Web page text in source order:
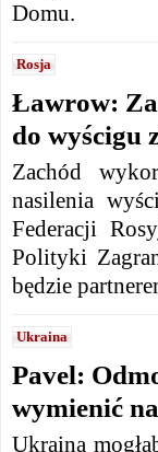
Domu.
Rosja
Ławrow:
do wyścigu
Zachód
nasilenia
Federacji
Polityki
będzie
Ukraina
Pavel:
wymienić
Ukraina